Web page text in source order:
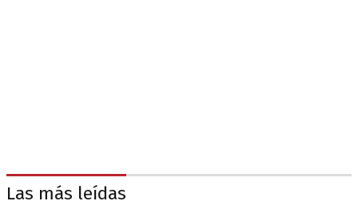
Las más leídas